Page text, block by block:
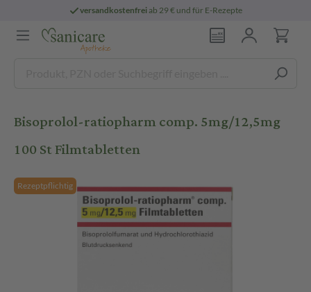
versandkostenfreiab 29 € und für E-Rezepte
Bisoprolol-ratiopharm comp. 5mg/12,5mg
100 St Filmtabletten
Rezeptpflichtig